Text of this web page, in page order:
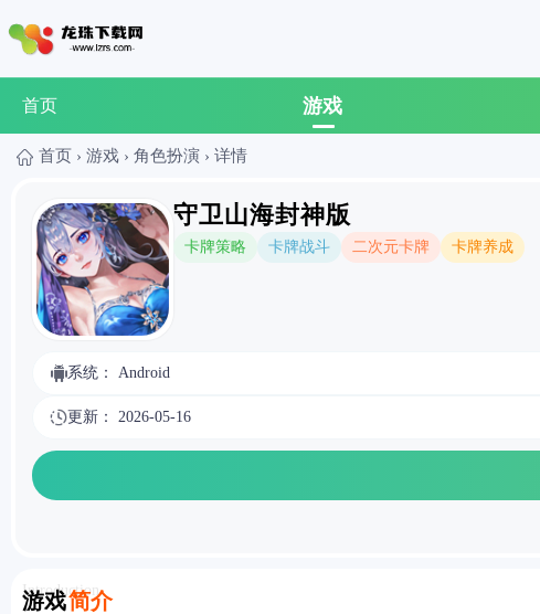
首页 游戏
首页 › 游戏 › 角色扮演 › 详情
守卫山海封神版
卡牌策略 卡牌战斗 二次元卡牌 卡牌养成
系统： Android
更新： 2026-05-16
游戏简介
Introduction